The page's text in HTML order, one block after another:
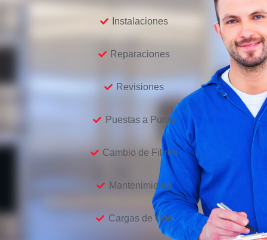
Instalaciones
Reparaciones
Revisiones
Puestas a Punto
Cambio de Filtros
Mantenimiento
Cargas de Gas